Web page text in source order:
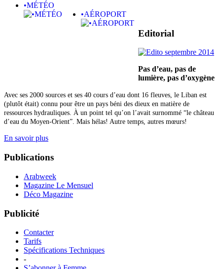
•MÉTÉO
•AÉROPORT
Editorial
Pas d’eau, pas de
lumière, pas d’oxygène
Avec ses 2000 sources et ses 40 cours d’eau dont 16 fleuves, le Liban est
(plutôt était) connu pour être un pays béni des dieux en matière de
ressources hydrauliques. À un point tel qu’on l’avait surnommé “le château
d’eau du Moyen-Orient”. Mais hélas! Autre temps, autres mœurs!
En savoir plus
Publications
Arabweek
Magazine Le Mensuel
Déco Magazine
Publicité
Contacter
Tarifs
Spécifications Techniques
-